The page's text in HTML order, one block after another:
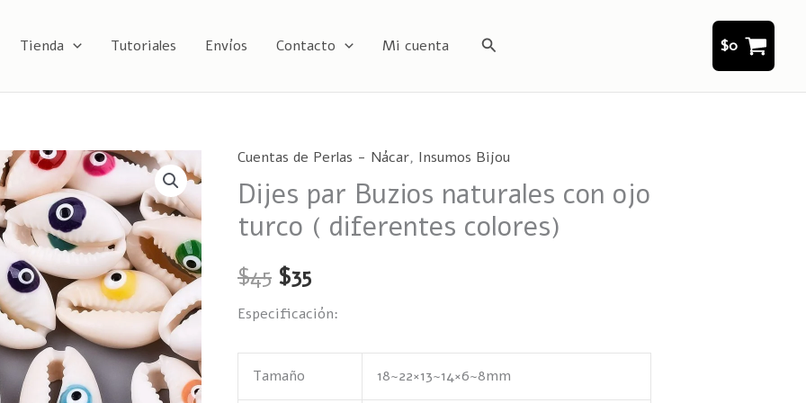
Tienda Tutoriales Envíos Contacto Mi cuenta Buscar $0
Cuentas de Perlas - Nácar, Insumos Bijou
Dijes par Buzios naturales con ojo
turco ( diferentes colores)
$45
El
precio
original
era:
$45.
$35
El
precio
actual
es:
$35.
Especificación:
Tamaño 18~22×13~14×6~8mm
Dijes
par
Buzios
naturales
con
ojo
turco
diferentes
colores)